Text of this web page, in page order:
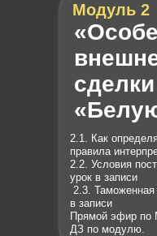
Модуль 2
2.1. Как
правила
2.2. Условия
урок в записи
2.3. Таможенная
в записи
Прямой эфир по
ДЗ по модулю.